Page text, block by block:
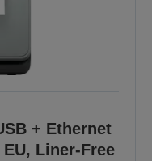
+ Ethernet
Liner-Free